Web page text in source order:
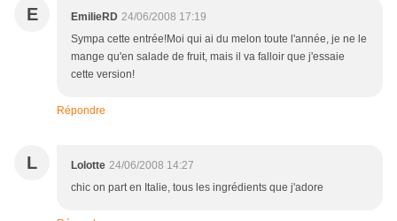
E EmilieRD 24/06/2008 17:19
Sympa cette entrée!Moi qui ai du melon toute l'année, je ne le
mange qu'en salade de fruit, mais il va falloir que j'essaie
cette version!
Répondre
L Lolotte 24/06/2008 14:27
chic on part en Italie, tous les ingrédients que j'adore